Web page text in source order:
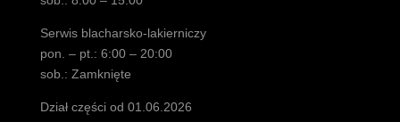
Serwis blacharsko-lakierniczy
pon. – pt.: 6:00 – 20:00
sob.: Zamknięte
Dział części od 01.06.2026